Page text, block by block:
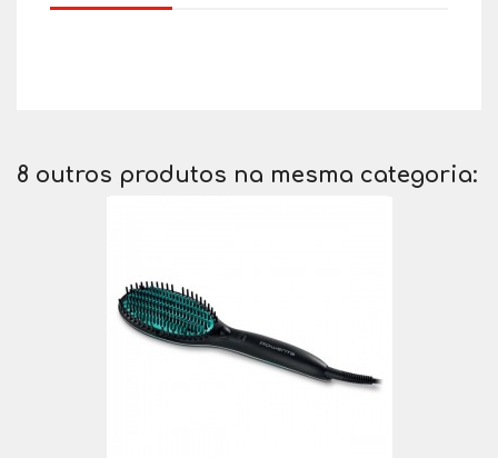
8 outros produtos na mesma categoria: